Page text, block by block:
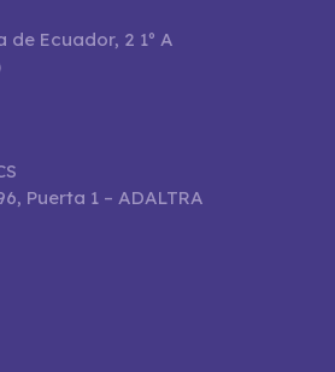
Ecuador, 2 1º A
Puerta 1 – ADALTRA